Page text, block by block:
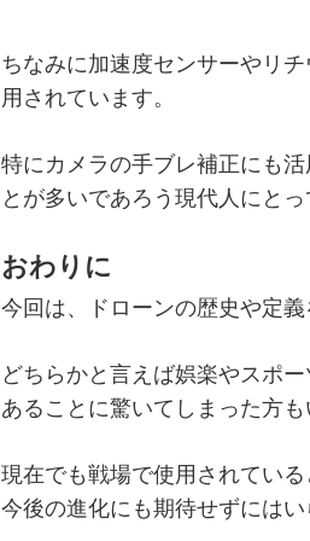
ちなみに加速度センサーやリ
用されています。
特にカメラの手ブレ補正にも
とが多いであろう現代人にと
おわりに
今回は、ドローンの歴史や定
どちらかと言えば娯楽やスポ
あることに驚いてしまった方
現在でも戦場で使用されてい
今後の進化にも期待せずには